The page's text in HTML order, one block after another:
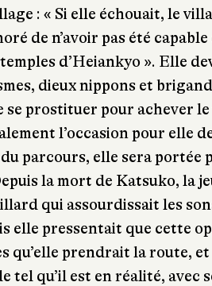
: « Si elle échouait, le
de n’avoir pas été
d’Heiankyo ». Elle
dieux nippons et
se prostituer pour achever
l’occasion pour elle
parcours, elle sera portée
la mort de Katsuko, la
qui assourdissait les
elle pressentait que cette
qu’elle prendrait la route,
tel qu’il est en réalité, avec